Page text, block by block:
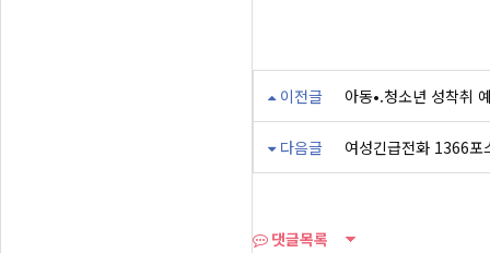
이전글 아동•.청소년 성착취
다음글 여성긴급전화 1366포
댓글목록